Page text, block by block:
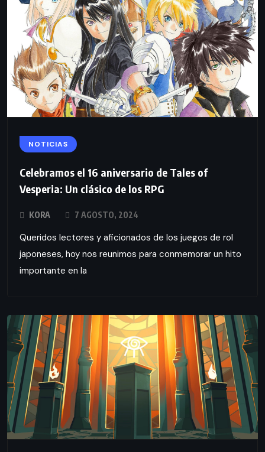
NOTICIAS
Celebramos el 16 aniversario de Tales of
Vesperia: Un clásico de los RPG
KORA 7 AGOSTO, 2024
Queridos lectores y aficionados de los juegos de rol
japoneses, hoy nos reunimos para conmemorar un hito
importante en la